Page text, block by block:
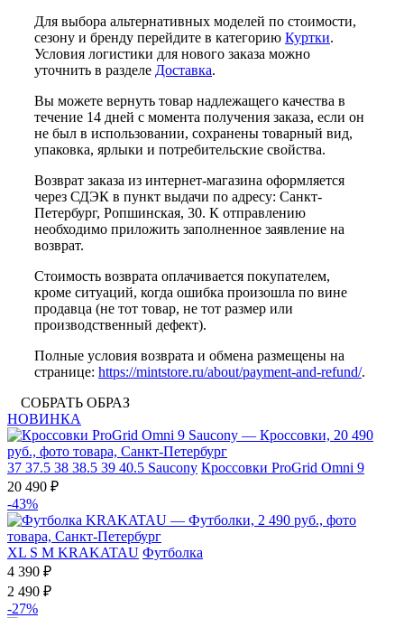
Для выбора альтернативных моделей по стоимости,
сезону и бренду перейдите в категорию Куртки.
Условия логистики для нового заказа можно
уточнить в разделе Доставка.
Вы можете вернуть товар надлежащего качества в
течение 14 дней с момента получения заказа, если он
не был в использовании, сохранены товарный вид,
упаковка, ярлыки и потребительские свойства.
Возврат заказа из интернет-магазина оформляется
через СДЭК в пункт выдачи по адресу: Санкт-
Петербург, Ропшинская, 30. К отправлению
необходимо приложить заполненное заявление на
возврат.
Стоимость возврата оплачивается покупателем,
кроме ситуаций, когда ошибка произошла по вине
продавца (не тот товар, не тот размер или
производственный дефект).
Полные условия возврата и обмена размещены на
странице: https://mintstore.ru/about/payment-and-refund/.
СОБРАТЬ ОБРАЗ
НОВИНКА
37 37.5 38 38.5 39 40.5 Saucony Кроссовки ProGrid Omni 9
20 490 ₽
-43%
XL S M KRAKATAU Футболка
4 390 ₽
2 490 ₽
-27%